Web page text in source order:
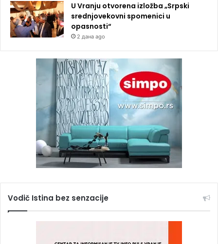
U Vranju otvorena izložba „Srpski
srednjovekovni spomenici u
opasnosti“
2 дана ago
Vodič Istina bez senzacije